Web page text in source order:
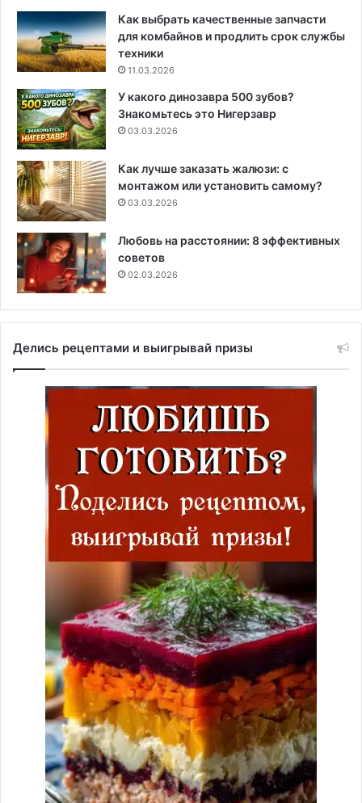
Как выбрать качественные запчасти
для комбайнов и продлить срок службы
техники
11.03.2026
У какого динозавра 500 зубов?
Знакомьтесь это Нигерзавр
03.03.2026
Как лучше заказать жалюзи: с
монтажом или установить самому?
03.03.2026
Любовь на расстоянии: 8 эффективных
советов
02.03.2026
Делись рецептами и выигрывай призы